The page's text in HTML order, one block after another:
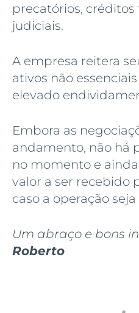
precatórios,
judiciais.
A empresa reitera
ativos não
elevado
Embora as
andamento, não há
no momento e
valor a ser recebido
caso a operação
Um abraço e bons
Roberto